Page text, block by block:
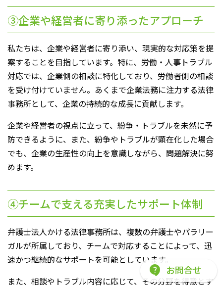
お問合せ
③企業や経営者に寄り添ったアプローチ
私たちは、企業や経営者に寄り添い、現実的な対応策を提
案することを目指しています。特に、労働・人事トラブル
対応では、企業側の相談に特化しており、労働者側の相談
を受け付けていません。あくまで企業法務に注力する法律
事務所として、企業の持続的な成長に貢献します。
企業や経営者の視点に立って、紛争・トラブルを未然に予
防できるように、また、紛争やトラブルが顕在化した場合
でも、企業の生産性の向上を意識しながら、問題解決に努
めます。
④チームで支える充実したサポート体制
弁護士法人かける法律事務所は、複数の弁護士やパラリー
ガルが所属しており、チームで対応することによって、迅
速かつ継続的なサポートを可能としています。
また、相談やトラブル内容に応じて、その分野を得意とす